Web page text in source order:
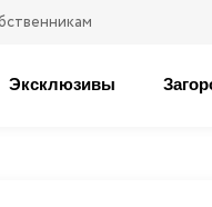
Эксклюзивы